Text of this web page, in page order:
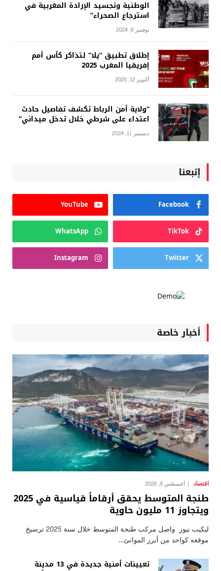
الوطنية وتجسيد الإرادة المغربية في
استرجاع الصحراء”
نوفمبر 6, 2024
إطلاق تطبيق “يلا” لتذاكر كأس أمم
إفريقيا المغرب 2025
أكتوبر 12, 2025
“ولاية أمن الرباط تكشف تفاصيل حادث
اعتداء على شرطي خلال تدخل ميداني”
ديسمبر 11, 2024
إتبعنا
Facebook
YouTube
TikTok
WhatsApp
Twitter
Instagram
أخبار خاصة
اقتصاد أغسطس 9, 2026
طنجة المتوسط يحقق أرقاماً قياسية في 2025
ويتجاوز 11 مليون حاوية
ليكيب نيوز واصل مركب طنجة المتوسط خلال سنة 2025 ترسيخ
موقعه كواحد من أبرز الموانئ…
تعيينات أمنية جديدة في 13 مدينة